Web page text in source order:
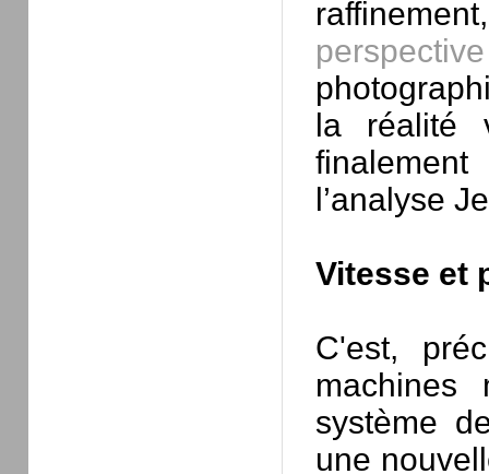
la réalité
l’analyse
Vitesse et
C'est,
machines
système
une